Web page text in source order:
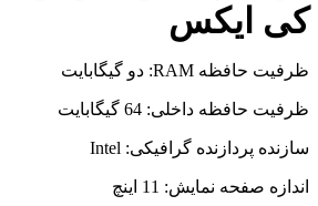
کی ایکس
ظرفیت حافظه RAM: دو گیگابایت
ظرفیت حافظه داخلی: 64 گیگابایت
سازنده پردازنده گرافیکی: Intel
اندازه صفحه نمایش: 11 اینچ